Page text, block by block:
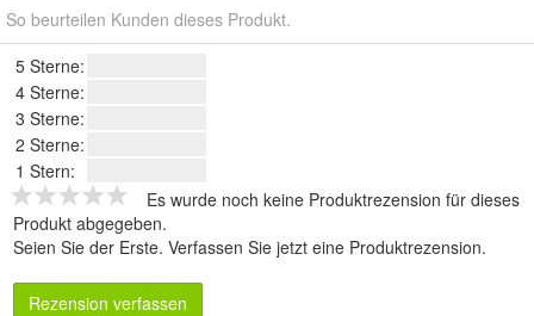
So beurteilen Kunden dieses Produkt.
5 Sterne:
4 Sterne:
3 Sterne:
2 Sterne:
1 Stern:
Es wurde noch keine Produktrezension für dieses
Produkt abgegeben.
Seien Sie der Erste. Verfassen Sie jetzt eine Produktrezension.
Rezension verfassen